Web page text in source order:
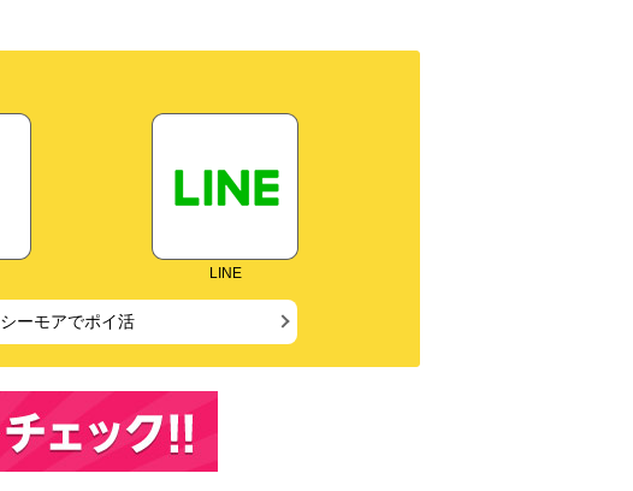
LINE
シーモアでポイ活